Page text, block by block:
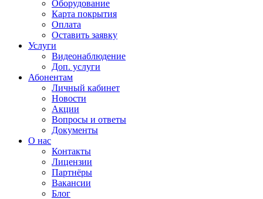
Оборудование
Карта покрытия
Оплата
Оставить заявку
Услуги
Видеонаблюдение
Доп. услуги
Абонентам
Личный кабинет
Новости
Акции
Вопросы и ответы
Документы
О нас
Контакты
Лицензии
Партнёры
Вакансии
Блог